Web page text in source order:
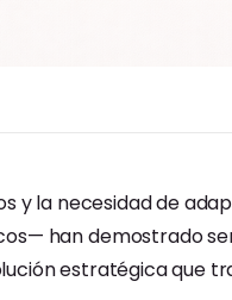
la necesidad de
han demostrado
estratégica que